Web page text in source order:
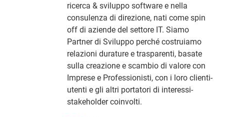
ricerca & sviluppo software e nella
consulenza di direzione, nati come spin
off di aziende del settore IT. Siamo
Partner di Sviluppo perché costruiamo
relazioni durature e trasparenti, basate
sulla creazione e scambio di valore con
Imprese e Professionisti, con i loro clienti-
utenti e gli altri portatori di interessi-
stakeholder coinvolti.